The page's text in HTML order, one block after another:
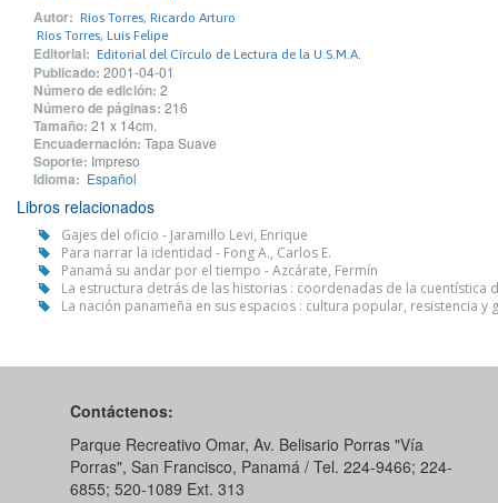
Autor: Ríos Torres, Ricardo Arturo
Ríos Torres, Luis Felipe
Editorial: Editorial del Círculo de Lectura de la U.S.M.A.
Publicado: 2001-04-01
Número de edición: 2
Número de páginas: 216
Tamaño: 21 x 14cm.
Encuadernación: Tapa Suave
Soporte: Impreso
Idioma: Español
Libros relacionados
Gajes del oficio - Jaramillo Levi, Enrique
Para narrar la identidad - Fong A., Carlos E.
Panamá su andar por el tiempo - Azcárate, Fermín
La estructura detrás de las historias : coordenadas de la cuentística
La nación panameña en sus espacios : cultura popular, resistencia y
Contáctenos:
Parque Recreativo Omar, Av. Belisario Porras "Vía
Porras", San Francisco, Panamá / Tel. 224-9466; 224-
6855; 520-1089​ Ext. 313